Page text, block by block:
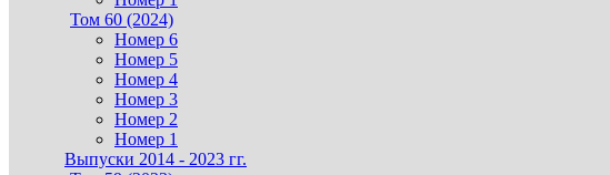
Том 60 (2024)
Номер 6
Номер 5
Номер 4
Номер 3
Номер 2
Номер 1
Выпуски 2014 - 2023 гг.